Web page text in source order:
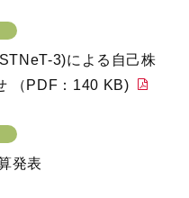
3)による自己株
（PDF：140 KB)
発表